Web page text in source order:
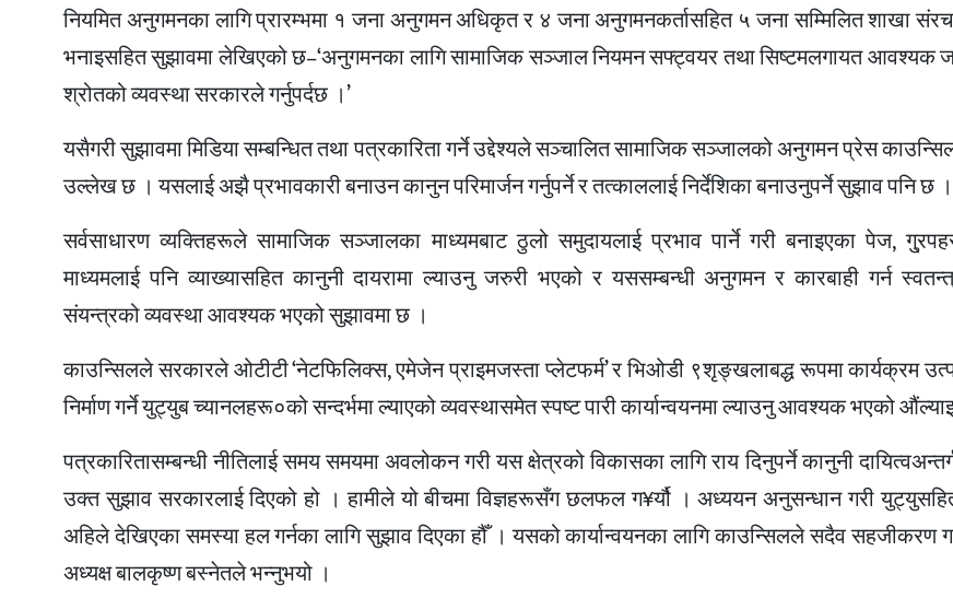
नियमित अनुगमनका लागि प्रारम्भमा १ जना अनुगमन अधिकृत र ४ जना अनुगमनकर्तासहित ५ जना सम्मिलित शाखा
भनाइसहित सुझावमा लेखिएको छ–‘अनुगमनका लागि सामाजिक सञ्जाल नियमन सफ्ट्वयर तथा सिष्टमलगायत आवश्यक
श्रोतको व्यवस्था सरकारले गर्नुपर्दछ ।’
यसैगरी सुझावमा मिडिया सम्बन्धित तथा पत्रकारिता गर्ने उद्देश्यले सञ्चालित सामाजिक सञ्जालको अनुगमन प्रेस
उल्लेख छ । यसलाई अझै प्रभावकारी बनाउन कानुन परिमार्जन गर्नुपर्ने र तत्काललाई निर्देशिका बनाउनुपर्ने सुझाव पनि छ ।
सर्वसाधारण व्यक्तिहरूले सामाजिक सञ्जालका माध्यमबाट ठुलो समुदायलाई प्रभाव पार्ने गरी बनाइएका पेज,
माध्यमलाई पनि व्याख्यासहित कानुनी दायरामा ल्याउनु जरुरी भएको र यससम्बन्धी अनुगमन र कारबाही गर्न
संयन्त्रको व्यवस्था आवश्यक भएको सुझावमा छ ।
काउन्सिलले सरकारले ओटीटी ‘नेटफिलिक्स, एमेजेन प्राइमजस्ता प्लेटफर्म’ र भिओडी ९शृङ्खलाबद्ध रूपमा कार्यक्रम
निर्माण गर्ने युट्युब च्यानलहरू०को सन्दर्भमा ल्याएको व्यवस्थासमेत स्पष्ट पारी कार्यान्वयनमा ल्याउनु आवश्यक भएको
पत्रकारितासम्बन्धी नीतिलाई समय समयमा अवलोकन गरी यस क्षेत्रको विकासका लागि राय दिनुपर्ने कानुनी
उक्त सुझाव सरकारलाई दिएको हो । हामीले यो बीचमा विज्ञहरूसँग छलफल ग¥र्यौ । अध्ययन अनुसन्धान गरी
अहिले देखिएका समस्या हल गर्नका लागि सुझाव दिएका हौँ । यसको कार्यान्वयनका लागि काउन्सिलले सदैव सहजीकरण
अध्यक्ष बालकृष्ण बस्नेतले भन्नुभयो ।